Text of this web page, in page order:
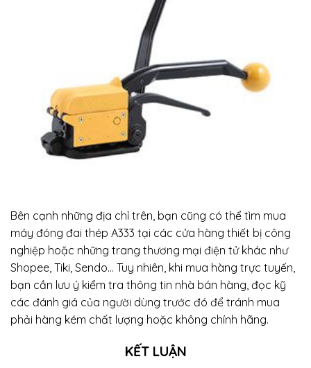
Bên cạnh những địa chỉ trên, bạn cũng có thể tìm mua
máy đóng đai thép A333 tại các cửa hàng thiết bị công
nghiệp hoặc những trang thương mại điện tử khác như
Shopee, Tiki, Sendo… Tuy nhiên, khi mua hàng trực tuyến,
bạn cần lưu ý kiểm tra thông tin nhà bán hàng, đọc kỹ
các đánh giá của người dùng trước đó để tránh mua
phải hàng kém chất lượng hoặc không chính hãng.
KẾT LUẬN